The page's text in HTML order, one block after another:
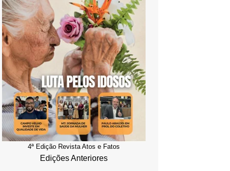
4ª Edição Revista Atos e Fatos
Edições Anteriores